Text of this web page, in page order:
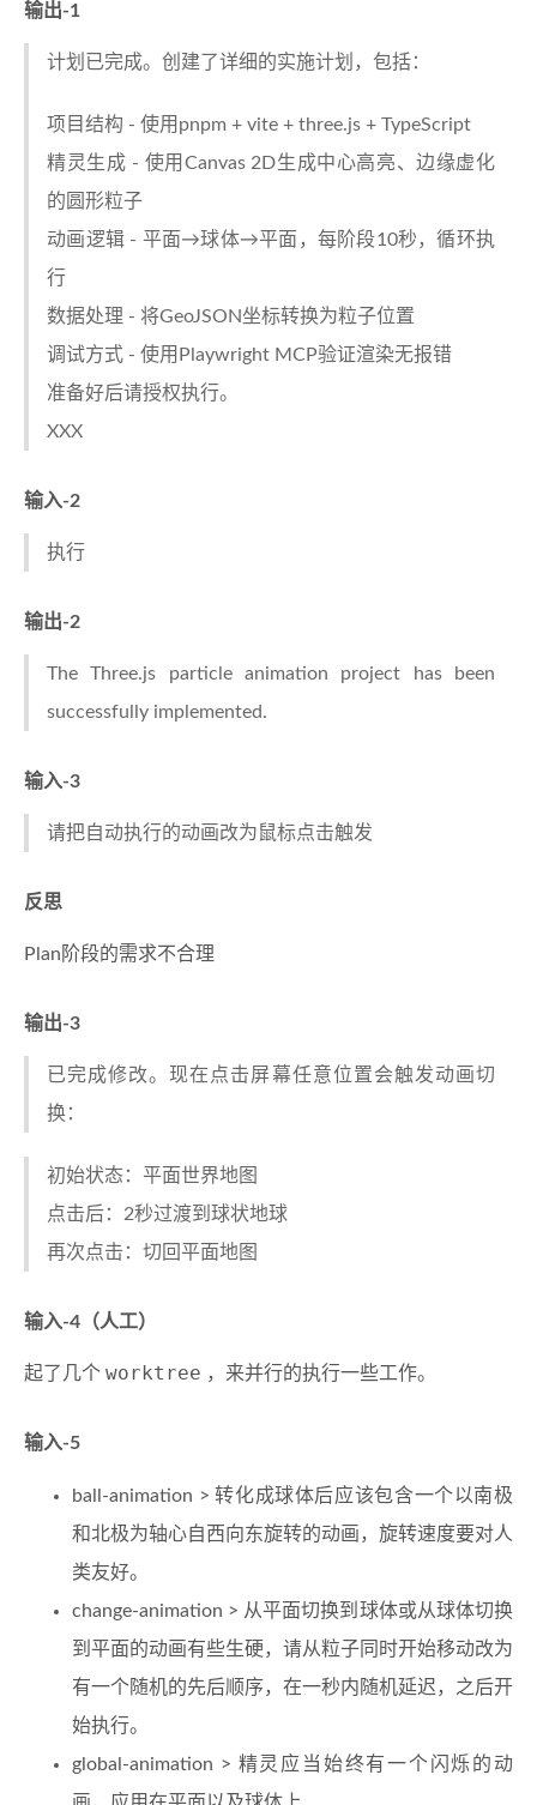
输出-1
计划已完成。创建了详细的实施计划，包括：
项目结构 - 使用pnpm + vite + three.js + TypeScript
精灵生成 - 使用Canvas 2D生成中心高亮、边缘虚化
的圆形粒子
动画逻辑 - 平面→球体→平面，每阶段10秒，循环执
行
数据处理 - 将GeoJSON坐标转换为粒子位置
调试方式 - 使用Playwright MCP验证渲染无报错
准备好后请授权执行。
XXX
输入-2
执行
输出-2
The Three.js particle animation project has been
successfully implemented.
输入-3
请把自动执行的动画改为鼠标点击触发
反思
Plan阶段的需求不合理
输出-3
已完成修改。现在点击屏幕任意位置会触发动画切
换：
初始状态：平面世界地图
点击后：2秒过渡到球状地球
再次点击：切回平面地图
输入-4（人工）
起了几个 worktree ，来并行的执行一些工作。
输入-5
ball-animation > 转化成球体后应该包含一个以南极
和北极为轴心自西向东旋转的动画，旋转速度要对人
类友好。
change-animation > 从平面切换到球体或从球体切换
到平面的动画有些生硬，请从粒子同时开始移动改为
有一个随机的先后顺序，在一秒内随机延迟，之后开
始执行。
global-animation > 精灵应当始终有一个闪烁的动